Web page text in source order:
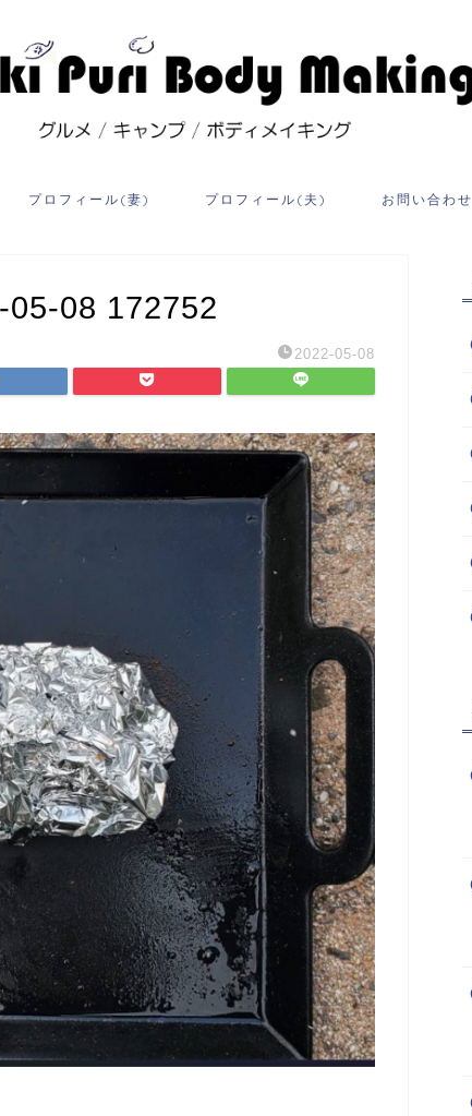
プロフィール(妻) プロフィール(夫) お問い合わせ
08 172752
2022-05-08